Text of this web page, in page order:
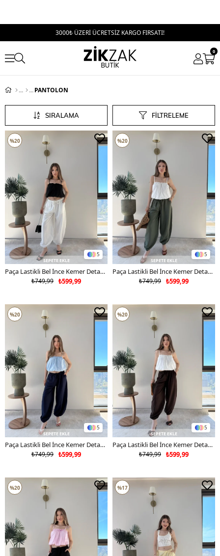
3000₺ ÜZERİ ÜCRETSİZ KARGO FIRSATI!
0
PANTOLON
FILTRELEME
SIRALAMA
5
SEPETE EKLE
Paça Lastikli Bel İnce Kemer Detay Balon Tensel Pantolon Beyaz 2282
₺599,99
₺749,99
%20
5
SEPETE EKLE
Paça Lastikli Bel İnce Kemer Detay Balon Tensel Pantolon Haki 2282
₺599,99
₺749,99
%20
5
SEPETE EKLE
Paça Lastikli Bel İnce Kemer Detay Balon Tensel Pantolon Lacivert 2282
₺599,99
₺749,99
%20
5
SEPETE EKLE
Paça Lastikli Bel İnce Kemer Detay Balon Tensel Pantolon Kahve 2282
₺599,99
₺749,99
%20
%20 %17